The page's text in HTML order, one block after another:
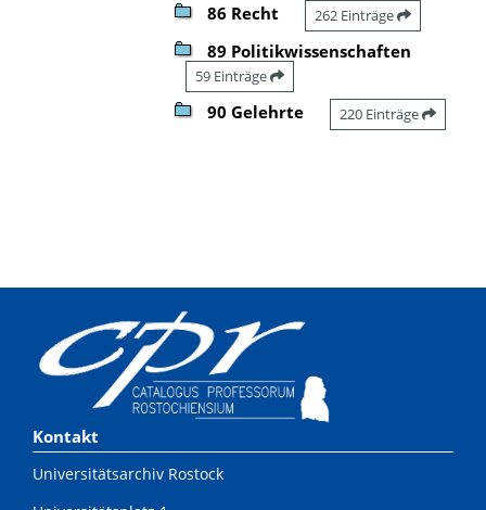
86 Recht 262 Einträge
89 Politikwissenschaften
59 Einträge
90 Gelehrte 220 Einträge
Kontakt
Universitätsarchiv Rostock